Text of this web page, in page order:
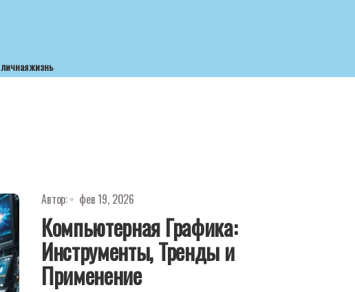
личная жизнь
Автор: фев 19, 2026
Компьютерная Графика:
Инструменты, Тренды и
Применение